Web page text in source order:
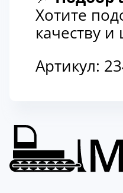
Хотите
качеству
Артикул: